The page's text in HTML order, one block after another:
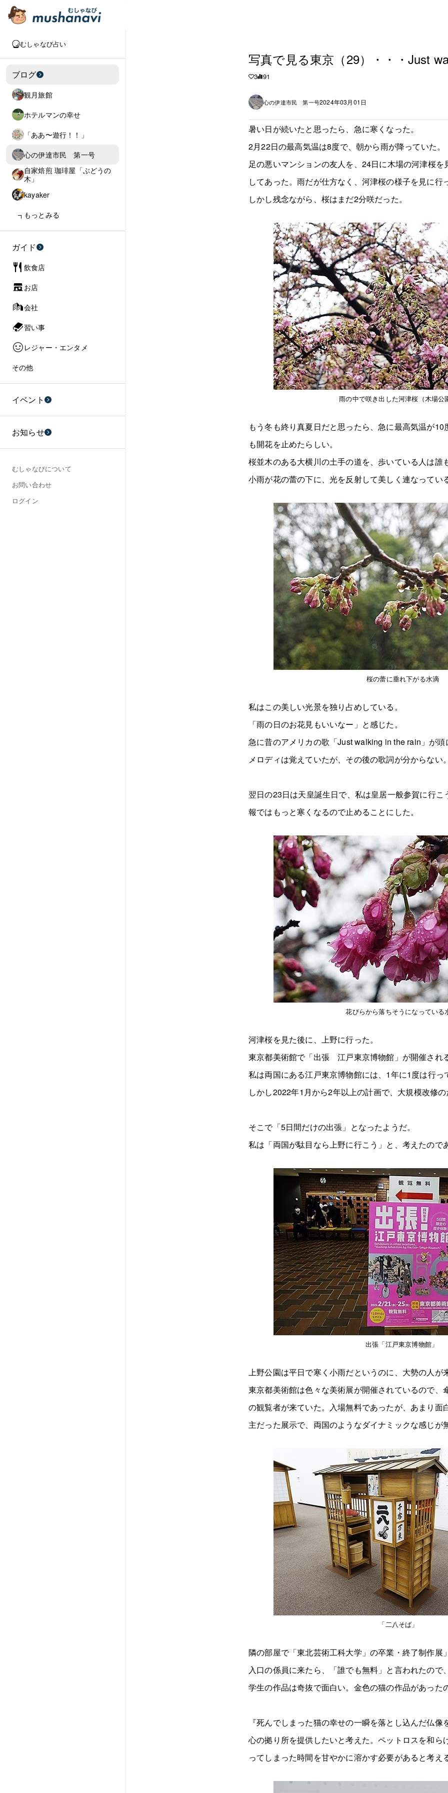
むしゃなび占い
ブログ
観月旅館
ホテルマンの幸せ
「ああ〜遊行！！」
心の伊達市民 第一号
自家焙煎 珈琲屋「ぶどうの
木」
kayaker
もっとみる
ガイド
飲食店
お店
会社
習い事
レジャー・エンタメ
その他
イベント
お知らせ
むしゃなびについて
お問い合わせ
ログイン
写真で見る東京（29）・・・Just
3 91
心の伊達市民 第一号2024年03月01日
暑い日が続いたと思ったら、急に寒くなった。
2月22日の最高気温は8度で、朝から雨が降っていた。
足の悪いマンションの友人を、24日に木場の河津桜
してあった。雨だが仕方なく、河津桜の様子を見に行
しかし残念ながら、桜はまだ2分咲だった。
雨の中で咲き出した河津桜（木場公
もう冬も終り真夏日だと思ったら、急に最高気温が
も開花を止めたらしい。
桜並木のある大横川の土手の道を、歩いている人は誰
小雨が花の蕾の下に、光を反射して美しく連なってい
桜の蕾に垂れ下がる水滴
私はこの美しい光景を独り占めしている。
「雨の日のお花見もいいなー」と感じた。
急に昔のアメリカの歌「Just walking in the rain」が
メロディは覚えていたが、その後の歌詞が分からない
翌日の23日は天皇誕生日で、私は皇居一般参賀に行
報ではもっと寒くなるので止めることにした。
花びらから落ちそうになっている
河津桜を見た後に、上野に行った。
東京都美術館で「出張 江戸東京博物館」が開催され
私は両国にある江戸東京博物館には、1年に1度は行っ
しかし2022年1月から2年以上の計画で、大規模改修
そこで「5日間だけの出張」となったようだ。
私は「両国が駄目なら上野に行こう」と、考えたので
出張「江戸東京博物館」
上野公園は平日で寒く小雨だというのに、大勢の人が
東京都美術館は色々な美術展が開催されているので、
の観覧者が来ていた。入場無料であったが、あまり面
主だった展示で、両国のようなダイナミックな感じが
「二八そば」
隣の部屋で「東北芸術工科大学」の卒業・終了制作展
入口の係員に来たら、「誰でも無料」と言われたので
学生の作品は奇抜で面白い。金色の猫の作品があった
『死んでしまった猫の幸せの一瞬を落とし込んだ仏
心の拠り所を提供したいと考えた。ペットロスを和ら
ってしまった時間を甘やかに溶かす必要があると考え